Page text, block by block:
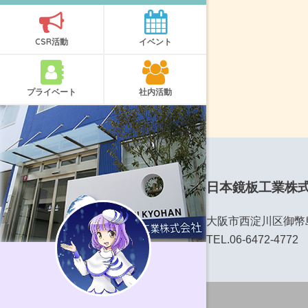
CSR活動 イベント
プライベート 社内活動
日本鏡板工業株
大阪市西淀川区御
TEL.06-6472-4772